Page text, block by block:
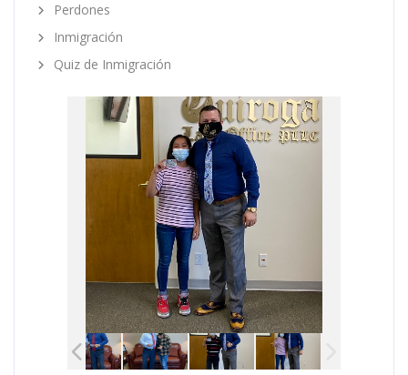
Perdones
Inmigración
Quiz de Inmigración